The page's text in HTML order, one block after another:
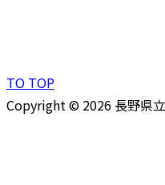
TO TOP
Copyright © 2026 長野県